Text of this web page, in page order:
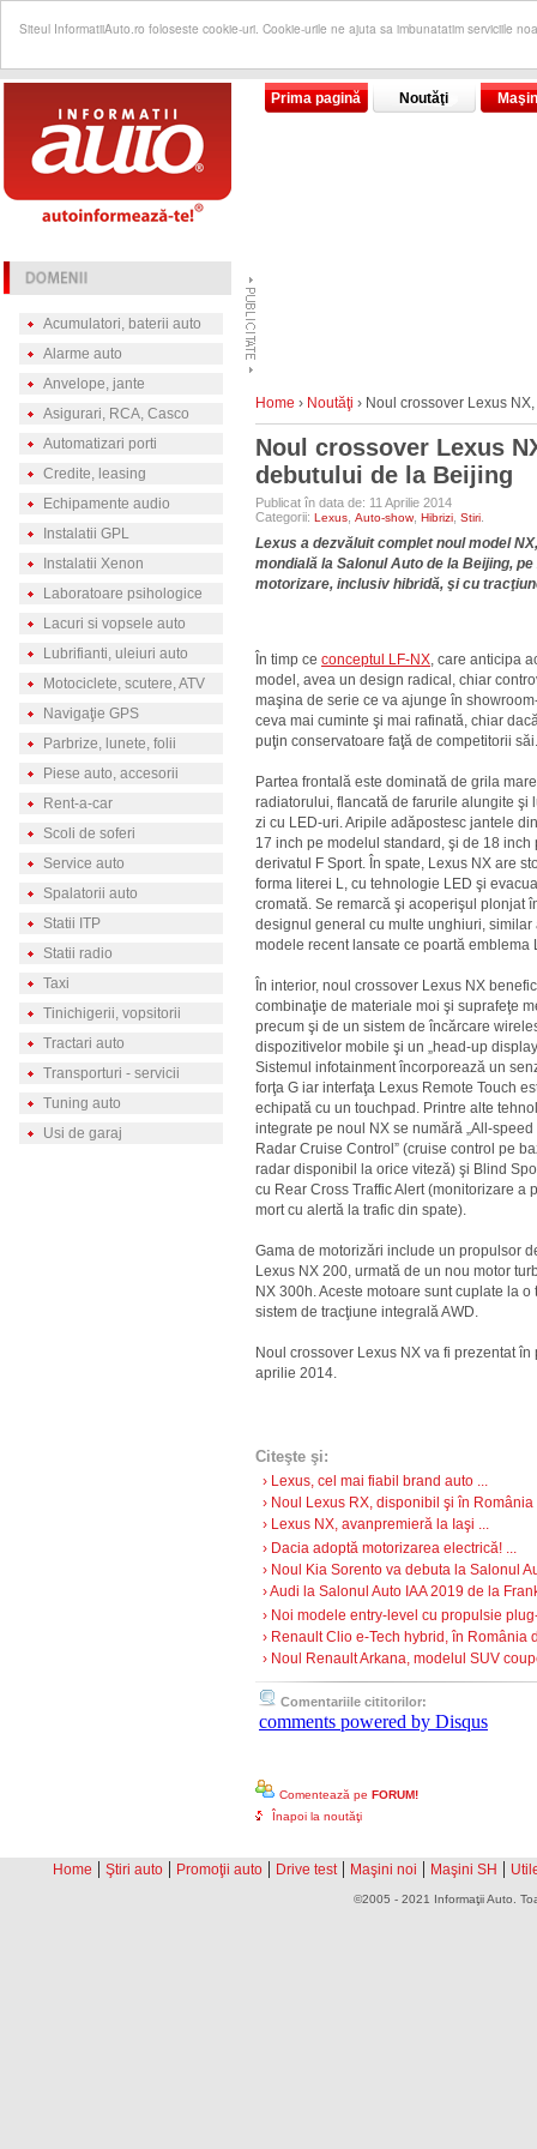
Siteul InformatiiAuto.ro foloseste cookie-uri. Cookie-urile ne ajuta sa imbunatatim serviciile
Prima pagină Noutăţi
Acumulatori, baterii auto
Alarme auto
Anvelope, jante
Asigurari, RCA, Casco
Automatizari porti
Credite, leasing
Echipamente audio
Instalatii GPL
Instalatii Xenon
Laboratoare psihologice
Lacuri si vopsele auto
Lubrifianti, uleiuri auto
Motociclete, scutere, ATV
Navigaţie GPS
Parbrize, lunete, folii
Piese auto, accesorii
Rent-a-car
Scoli de soferi
Service auto
Spalatorii auto
Statii ITP
Statii radio
Taxi
Tinichigerii, vopsitorii
Tractari auto
Transporturi - servicii
Tuning auto
Usi de garaj
Home › Noutăţi › Noul crossover Lexus
Noul crossover Lexus
debutului de la Beijing
Publicat în data de: 11 Aprilie 2014
Categorii: Lexus Auto-show, Hibrizi Stiri
Lexus a dezvăluit complet noul model
mondială la Salonul Auto de la Beijing,
motorizare, inclusiv hibridă, şi cu
În timp ce conceptul LF-NX, care anticipa
model, avea un design radical, chiar
maşina de serie ce va ajunge în
ceva mai cuminte şi mai rafinată, chiar
puţin conservatoare faţă de competitorii săi.
Partea frontală este dominată de grila
radiatorului, flancată de farurile alungite şi
zi cu LED-uri. Aripile adăpostesc jantele
17 inch pe modelul standard, şi de 18 inch
derivatul F Sport. În spate, Lexus NX are
forma literei L, cu tehnologie LED şi
cromată. Se remarcă şi acoperişul plonjat
designul general cu multe unghiuri, similar
modele recent lansate ce poartă emblema
În interior, noul crossover Lexus NX
combinaţie de materiale moi şi suprafeţe
precum şi de un sistem de încărcare
dispozitivelor mobile şi un „head-up
Sistemul infotainment încorporează un
forţa G iar interfaţa Lexus Remote Touch
echipată cu un touchpad. Printre alte
integrate pe noul NX se numără „All-
Radar Cruise Control” (cruise control pe
radar disponibil la orice viteză) şi Blind
cu Rear Cross Traffic Alert (monitorizare a
mort cu alertă la trafic din spate).
Gama de motorizări include un propulsor
Lexus NX 200, urmată de un nou motor
NX 300h. Aceste motoare sunt cuplate la
sistem de tracţiune integrală AWD.
Noul crossover Lexus NX va fi prezentat
aprilie 2014.
Citeşte şi:
› Lexus, cel mai fiabil brand auto ...
› Noul Lexus RX, disponibil şi în
› Lexus NX, avanpremieră la Iaşi ...
› Dacia adoptă motorizarea electrică! ...
› Noul Kia Sorento va debuta la Salonul
› Audi la Salonul Auto IAA 2019 de la
› Noi modele entry-level cu propulsie
› Renault Clio e-Tech hybrid, în România
› Noul Renault Arkana, modelul SUV
Comentariile cititorilor:
comments powered by Disqus
Comentează pe FORUM!
Înapoi la noutăţi
Home | Ştiri auto | Promoţii auto | Drive test | Maşini noi | Maşini SH |
©2005 - 2021 Informaţii Auto.